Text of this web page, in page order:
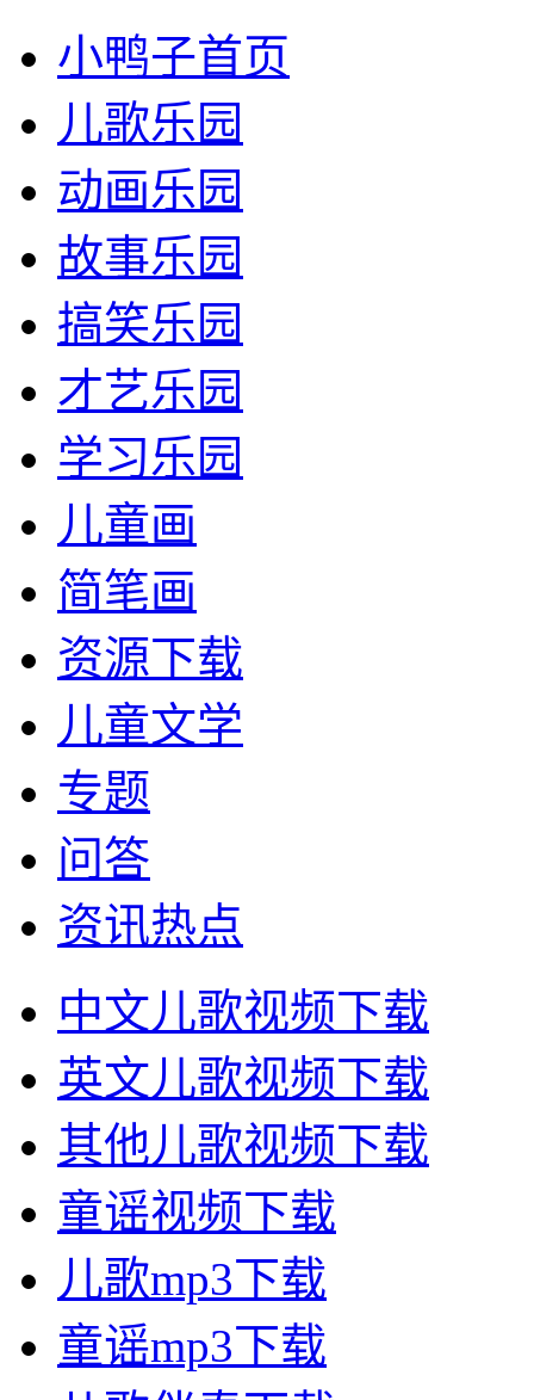
小鸭子首页
儿歌乐园
动画乐园
故事乐园
搞笑乐园
才艺乐园
学习乐园
儿童画
简笔画
资源下载
儿童文学
专题
问答
资讯热点
中文儿歌视频下载
英文儿歌视频下载
其他儿歌视频下载
童谣视频下载
儿歌mp3下载
童谣mp3下载